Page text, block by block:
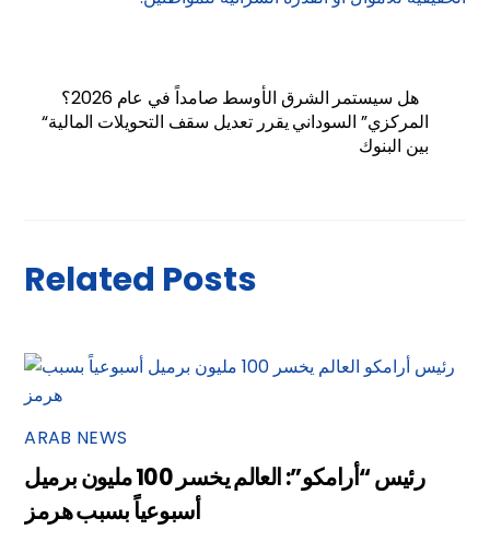
هل سيستمر الشرق الأوسط صامداً في عام 2026؟
“المركزي” السوداني يقرر تعديل سقف التحويلات المالية
بين البنوك
Related Posts
ARAB NEWS
رئيس “أرامكو”: العالم يخسر 100 مليون برميل
أسبوعياً بسبب هرمز